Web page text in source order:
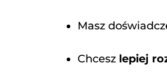
Masz
Chcesz lepiej